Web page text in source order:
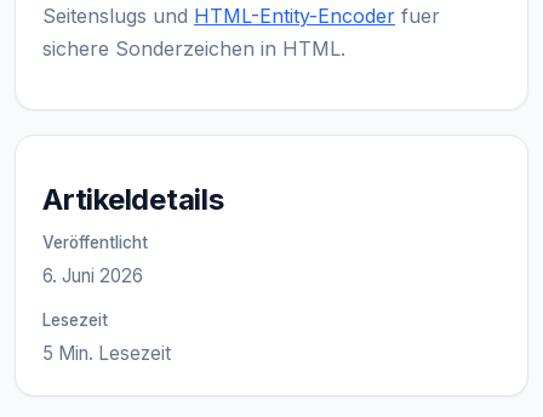
Seitenslugs und HTML-Entity-Encoder fuer
sichere Sonderzeichen in HTML.
Artikeldetails
Veröffentlicht
6. Juni 2026
Lesezeit
5 Min. Lesezeit